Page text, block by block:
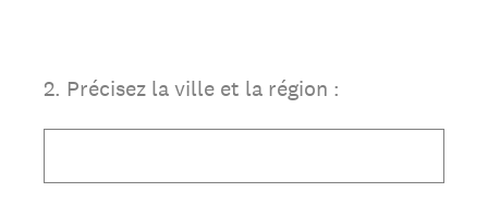
2. Précisez la ville et la région :